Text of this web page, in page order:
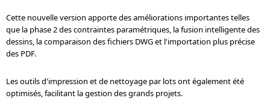
Cette nouvelle version apporte des améliorations importantes telles
que la phase 2 des contraintes paramétriques, la fusion intelligente des
dessins, la comparaison des fichiers DWG et l'importation plus précise
des PDF.
Les outils d'impression et de nettoyage par lots ont également été
optimisés, facilitant la gestion des grands projets.